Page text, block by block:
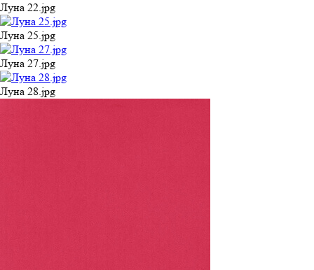
Луна 22.jpg
Луна 25.jpg
Луна 27.jpg
Луна 28.jpg